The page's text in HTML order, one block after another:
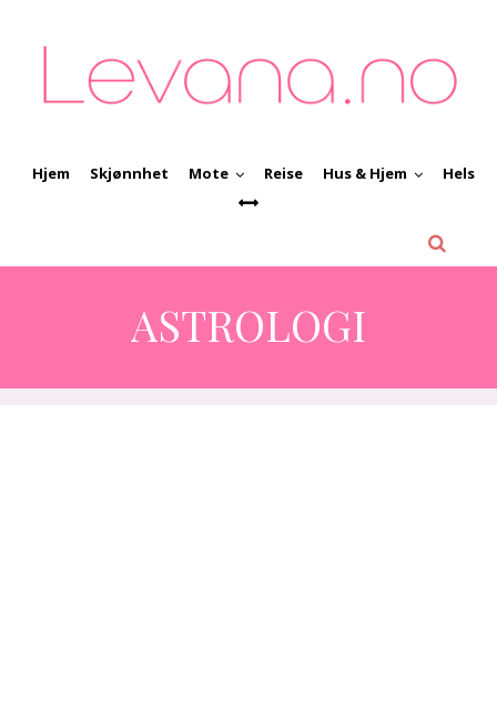
Hjem Skjønnhet Mote Reise Hus & Hjem Helse
ASTROLOGI